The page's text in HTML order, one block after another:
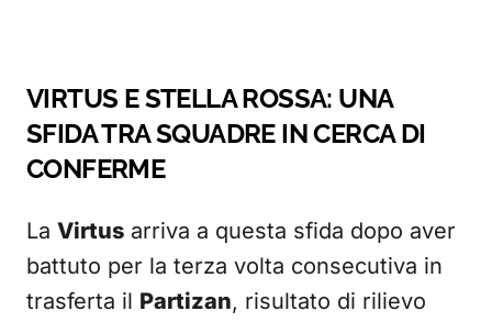
VIRTUS E STELLA ROSSA: UNA
SFIDA TRA SQUADRE IN CERCA DI
CONFERME
La Virtus arriva a questa sfida dopo aver
battuto per la terza volta consecutiva in
trasferta il Partizan, risultato di rilievo